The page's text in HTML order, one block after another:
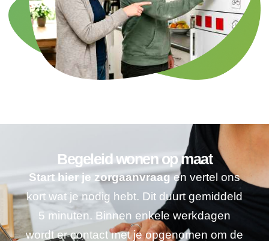
Begeleid wonen op maat
Start hier je zorgaanvraagen vertel ons
kort wat je nodig hebt. Dit duurt gemiddeld
5 minuten. Binnen enkele werkdagen
wordt er contact met je opgenomen om de